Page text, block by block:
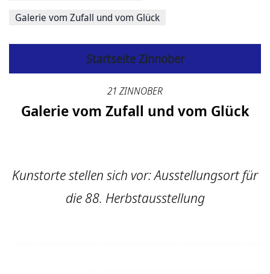
Galerie vom Zufall und vom Glück
Startseite Zinnober
21 ZINNOBER
Galerie vom Zufall und vom Glück
Kunstorte stellen sich vor: Ausstellungsort für
die 88. Herbstausstellung